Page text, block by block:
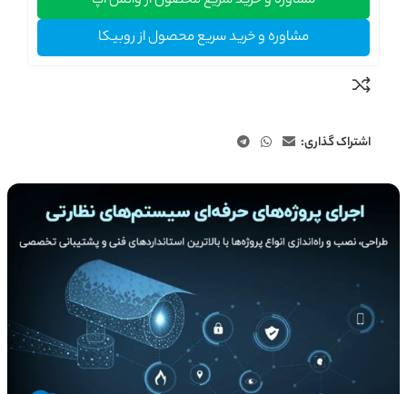
مشاوره و خرید سریع محصول از روبیکا
اشتراک گذاری: